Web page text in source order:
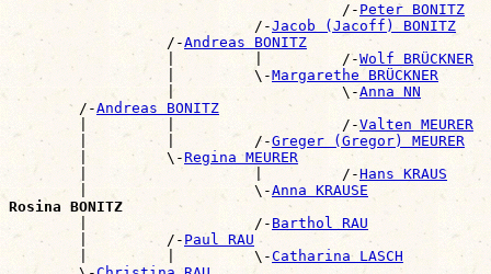
                                      /-
Peter BONITZ
                            /-
Jacob (Jacoff) BONITZ
                  /-
Andreas BONITZ
                  |         |         /-
Wolf BRÜCKNER
                  |         \-
Margarethe BRÜCKNER
                  |                   \-
Anna NN
        /-
Andreas BONITZ
        |         |                   /-
Valten MEURER
        |         |         /-
Greger (Gregor) MEURER
        |         \-
Regina MEURER
        |                   |         /-
Hans KRAUS
        |                   \-
Anna KRAUSE
Rosina BONITZ
|                   /- Barthol RAU
        |         /-
Paul RAU
        |         |         \-
Catharina LASCH